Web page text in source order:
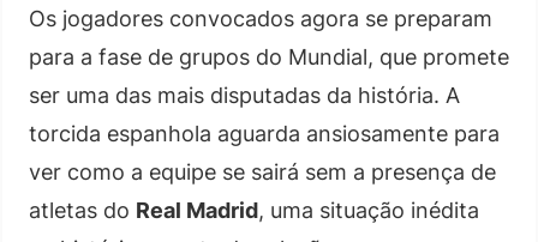
Os jogadores convocados agora se preparam
para a fase de grupos do Mundial, que promete
ser uma das mais disputadas da história. A
torcida espanhola aguarda ansiosamente para
ver como a equipe se sairá sem a presença de
atletas do Real Madrid, uma situação inédita